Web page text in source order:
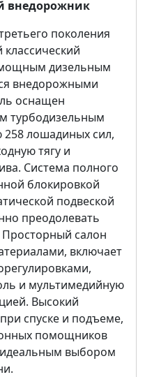
внедорожник
поколения
классический
дизельным
внедорожными
оснащен
турбодизельным
лошадиных сил,
тягу и
Система полного
блокировкой
подвеской
преодолевать
салон
включает
и мультимедийную
Высокий
спуске и подъеме,
помощников
выбором